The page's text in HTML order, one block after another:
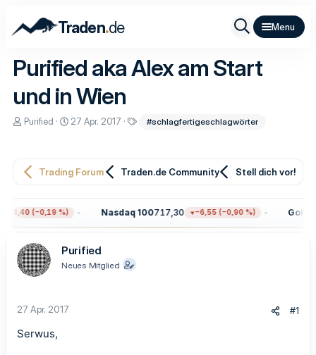
Traden.de
Purified aka Alex am Start
und in Wien
E
l
r
Purified
E
l
27 Apr. 2017
g
r
#schlagfertigeschlagwörter
Trading Forum Traden.de Community Stell dich vor!
(−0,19 %) Nasdaq 100717,30 −6,55 (−0,90 %) Gold
Purified
Neues Mitglied
27 Apr. 2017 #1
Serwus,